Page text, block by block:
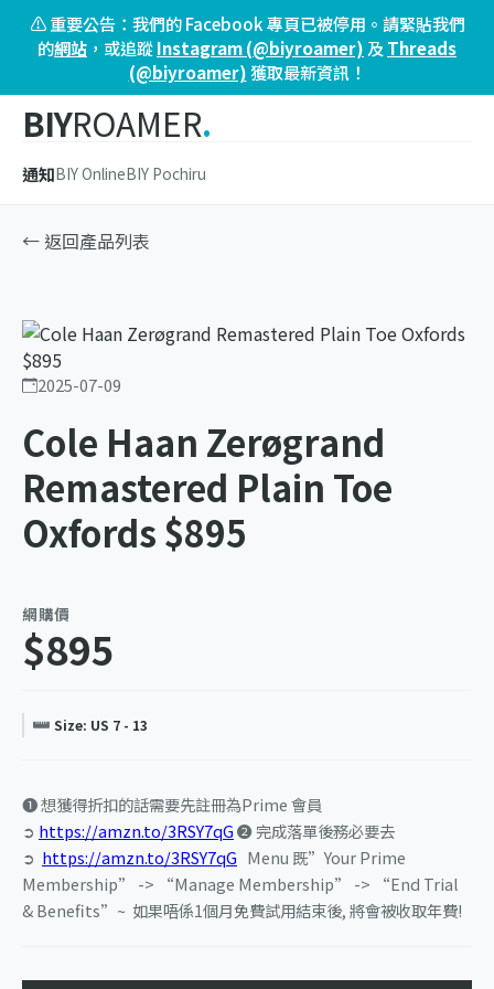
⚠️ 重要公告：我們的 Facebook 專頁已被停用。請緊貼我們
的網站 ，或追蹤Instagram (@biyroamer) 及 Threads
(@biyroamer)獲取最新資訊！
BIYROAMER.
通知BIY OnlineBIY Pochiru
← 返回產品列表
2025-07-09
Cole Haan Zerøgrand
Remastered Plain Toe
Oxfords $895
網購價
$895
Size: US 7 - 13
❶ 想獲得折扣的話需要先註冊為Prime 會員
➲ https://amzn.to/3RSY7qG❷ 完成落單後務必要去
➲ https://amzn.to/3RSY7qG Menu 既”Your Prime
Membership” -> “Manage Membership” -> “End Trial
& Benefits”~ 如果唔係1個月免費試用結束後, 將會被收取年費!